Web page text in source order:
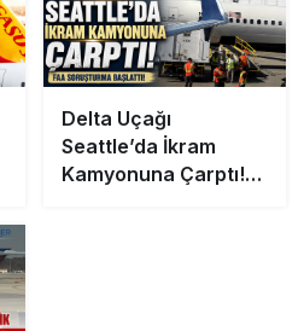
Delta Uçağı
Seattle’da İkram
Kamyonuna Çarptı!